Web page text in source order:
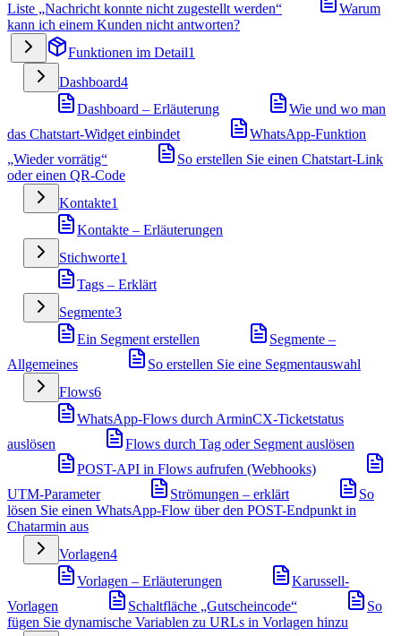
Liste „Nachricht konnte nicht zugestellt werden“
Warum
kann ich einem Kunden nicht antworten?
Funktionen im Detail1
Dashboard4
Dashboard – Erläuterung
Wie und wo man
das Chatstart-Widget einbindet
WhatsApp-Funktion
„Wieder vorrätig“
So erstellen Sie einen Chatstart-Link
oder einen QR-Code
Kontakte1
Kontakte – Erläuterungen
Stichworte1
Tags – Erklärt
Segmente3
Ein Segment erstellen
Segmente –
Allgemeines
So erstellen Sie eine Segmentauswahl
Flows6
WhatsApp-Flows durch ArminCX-Ticketstatus
auslösen
Flows durch Tag oder Segment auslösen
POST-API in Flows aufrufen (Webhooks)
UTM-Parameter
Strömungen – erklärt
So
lösen Sie einen WhatsApp-Flow über den POST-Endpunkt in
Chatarmin aus
Vorlagen4
Vorlagen – Erläuterungen
Karussell-
Vorlagen
Schaltfläche „Gutscheincode“
So
fügen Sie dynamische Variablen zu URLs in Vorlagen hinzu